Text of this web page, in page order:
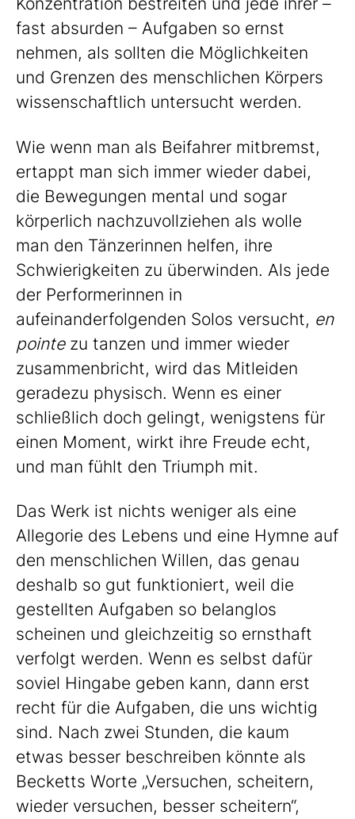
fast absurden – Aufgaben so ernst
nehmen, als sollten die Möglichkeiten
und Grenzen des menschlichen Körpers
wissenschaftlich untersucht werden.
Wie wenn man als Beifahrer mitbremst,
ertappt man sich immer wieder dabei,
die Bewegungen mental und sogar
körperlich nachzuvollziehen als wolle
man den Tänzerinnen helfen, ihre
Schwierigkeiten zu überwinden. Als jede
der Performerinnen in
aufeinanderfolgenden Solos versucht, en
pointezu tanzen und immer wieder
zusammenbricht, wird das Mitleiden
geradezu physisch. Wenn es einer
schließlich doch gelingt, wenigstens für
einen Moment, wirkt ihre Freude echt,
und man fühlt den Triumph mit.
Das Werk ist nichts weniger als eine
Allegorie des Lebens und eine Hymne auf
den menschlichen Willen, das genau
deshalb so gut funktioniert, weil die
gestellten Aufgaben so belanglos
scheinen und gleichzeitig so ernsthaft
verfolgt werden. Wenn es selbst dafür
soviel Hingabe geben kann, dann erst
recht für die Aufgaben, die uns wichtig
sind. Nach zwei Stunden, die kaum
etwas besser beschreiben könnte als
Becketts Worte „Versuchen, scheitern,
wieder versuchen, besser scheitern“,